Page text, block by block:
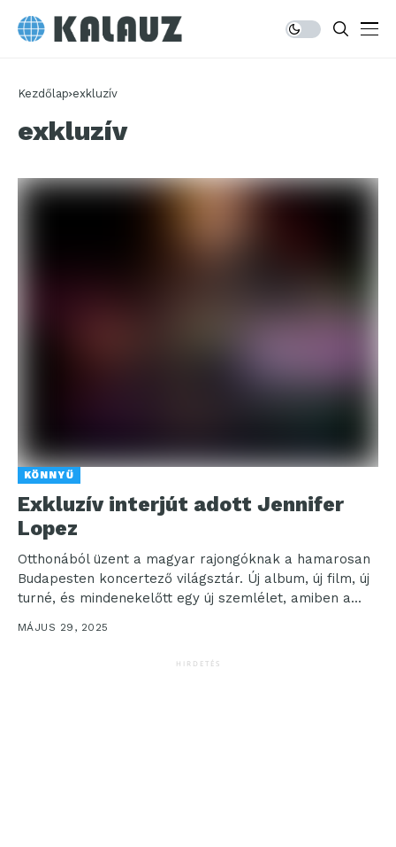
Kezdőlap exkluzív
exkluzív
KÖNNYŰ
Exkluzív interjút adott Jennifer
Lopez
Otthonából üzent a magyar rajongóknak a hamarosan
Budapesten koncertező világsztár. Új album, új film, új
turné, és mindenekelőtt egy új szemlélet, amiben a...
MÁJUS 29, 2025
HIRDETÉS